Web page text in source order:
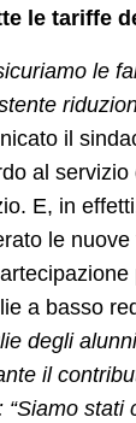
le tariffe
le
il
al
E, in
le
a basso
degli
il
“Siamo